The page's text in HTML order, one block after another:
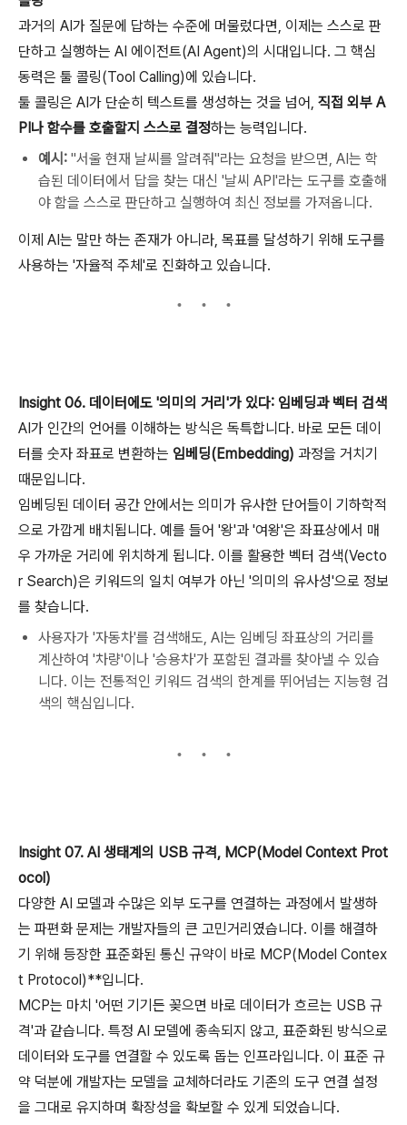
과거의 AI가 질문에 답하는 수준에 머물렀다면, 이제는 스스로 판
단하고 실행하는 AI 에이전트(AI Agent)의 시대입니다. 그 핵심
동력은 툴 콜링(Tool Calling)에 있습니다.
툴 콜링은 AI가 단순히 텍스트를 생성하는 것을 넘어, 직접 외부 A
PI나 함수를 호출할지 스스로 결정하는 능력입니다.
예시: "서울 현재 날씨를 알려줘"라는 요청을 받으면, AI는 학
습된 데이터에서 답을 찾는 대신 '날씨 API'라는 도구를 호출해
야 함을 스스로 판단하고 실행하여 최신 정보를 가져옵니다.
이제 AI는 말만 하는 존재가 아니라, 목표를 달성하기 위해 도구를
사용하는 '자율적 주체'로 진화하고 있습니다.
Insight 06. 데이터에도 '의미의 거리'가 있다: 임베딩과 벡터 검색
AI가 인간의 언어를 이해하는 방식은 독특합니다. 바로 모든 데이
터를 숫자 좌표로 변환하는 임베딩(Embedding) 과정을 거치기
때문입니다.
임베딩된 데이터 공간 안에서는 의미가 유사한 단어들이 기하학적
으로 가깝게 배치됩니다. 예를 들어 '왕'과 '여왕'은 좌표상에서 매
우 가까운 거리에 위치하게 됩니다. 이를 활용한 벡터 검색(Vecto
r Search)은 키워드의 일치 여부가 아닌 '의미의 유사성'으로 정보
를 찾습니다.
사용자가 '자동차'를 검색해도, AI는 임베딩 좌표상의 거리를
계산하여 '차량'이나 '승용차'가 포함된 결과를 찾아낼 수 있습
니다. 이는 전통적인 키워드 검색의 한계를 뛰어넘는 지능형 검
색의 핵심입니다.
Insight 07. AI 생태계의 USB 규격, MCP(Model Context Prot
ocol)
다양한 AI 모델과 수많은 외부 도구를 연결하는 과정에서 발생하
는 파편화 문제는 개발자들의 큰 고민거리였습니다. 이를 해결하
기 위해 등장한 표준화된 통신 규약이 바로 MCP(Model Contex
t Protocol)**입니다.
MCP는 마치 '어떤 기기든 꽂으면 바로 데이터가 흐르는 USB 규
격'과 같습니다. 특정 AI 모델에 종속되지 않고, 표준화된 방식으로
데이터와 도구를 연결할 수 있도록 돕는 인프라입니다. 이 표준 규
약 덕분에 개발자는 모델을 교체하더라도 기존의 도구 연결 설정
을 그대로 유지하며 확장성을 확보할 수 있게 되었습니다.